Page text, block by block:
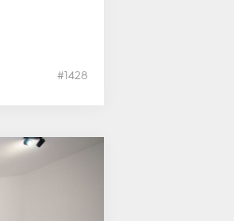
#1428